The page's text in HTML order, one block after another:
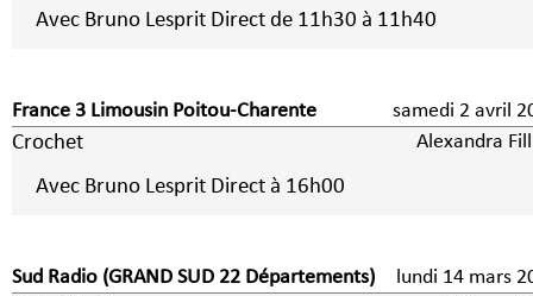
Avec Bruno Lesprit Direct de 11h30 à 11h40
France 3 Limousin Poitou-Charente samedi 2
Crochet Alexandra
Avec Bruno Lesprit Direct à 16h00
Sud Radio (GRAND SUD 22 Départements) lundi 14 mars